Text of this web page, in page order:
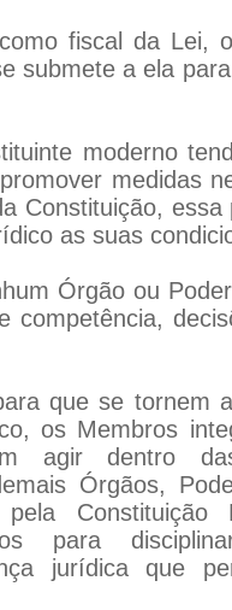
da Lei, o
submete a ela
moderno tendo
medidas
Constituição, essa
as suas
ou Poder
competência,
se tornem
os Membros
agir dentro
Órgãos,
pela
para
jurídica que